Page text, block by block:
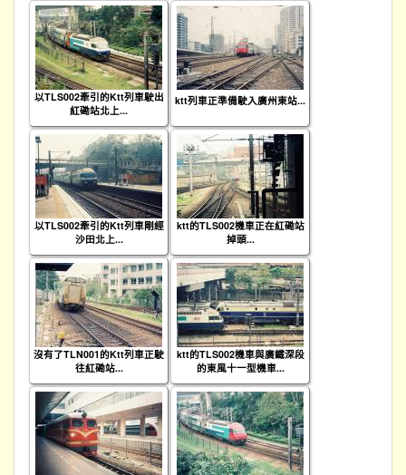
以TLS002牽引的Ktt列車駛出
紅磡站北上...
ktt列車正準備駛入廣州東站...
以TLS002牽引的Ktt列車剛經
沙田北上...
ktt的TLS002機車正在紅磡站
掉頭...
沒有了TLN001的Ktt列車正駛
往紅磡站...
ktt的TLS002機車與廣鐵深段
的東風十一型機車...